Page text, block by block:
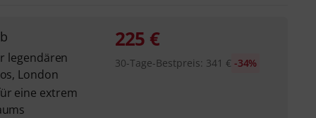
legendären
London
eine extrem
225 €
30-Tage-Bestpreis: 341 € -34%